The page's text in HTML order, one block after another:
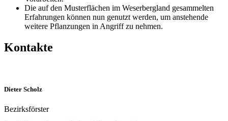
Die auf den Musterflächen im Weserbergland gesammelten
Erfahrungen können nun genutzt werden, um anstehende
weitere Pflanzungen in Angriff zu nehmen.
Kontakte
Dieter Scholz
Bezirksförster